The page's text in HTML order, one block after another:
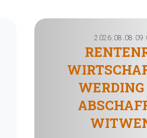
2026.08.08
WERDING